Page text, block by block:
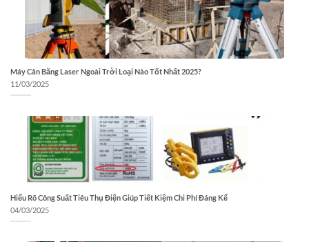
Máy Cân Bằng Laser Ngoài Trời Loại Nào Tốt Nhất 2025?
11/03/2025
Hiểu Rõ Công Suất Tiêu Thụ Điện Giúp Tiết Kiệm Chi Phí Đáng Kể
04/03/2025